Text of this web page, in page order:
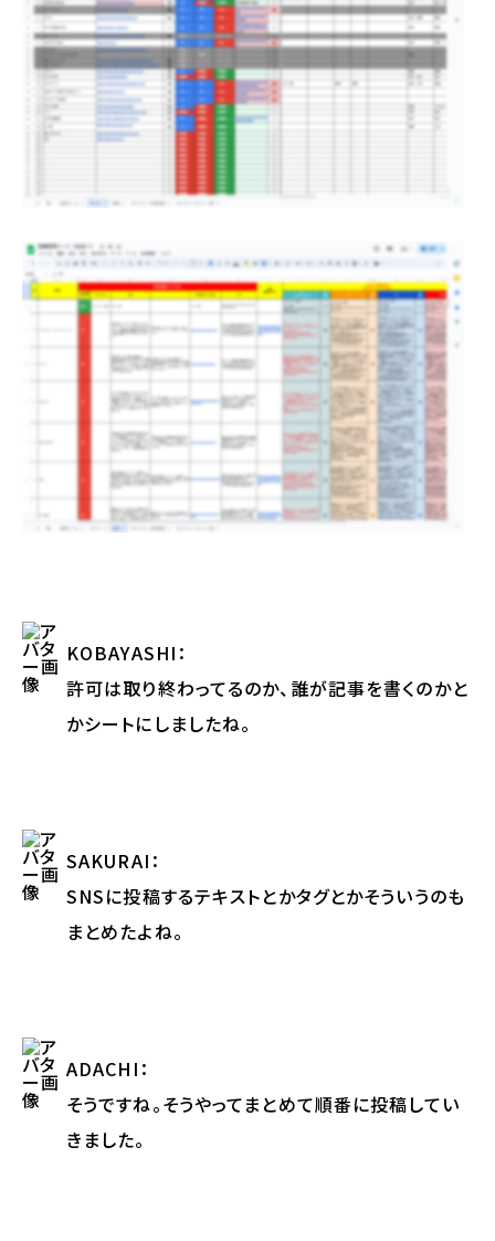
KOBAYASHI ：
許可は取り終わってるのか、誰が記事を書くのかと
かシートにしましたね。
SAKURAI ：
SNSに投稿するテキストとかタグとかそういうのも
まとめたよね。
ADACHI ：
そうですね。そうやってまとめて順番に投稿してい
きました。